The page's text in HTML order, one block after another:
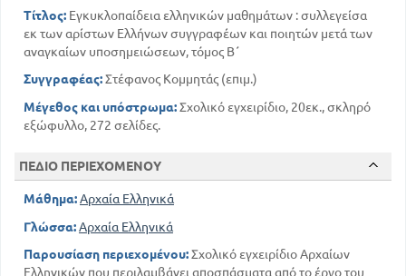
Περί του Ακούειν
208
Πως αν τις διακρίνετε των κόλακα του φίλου
Τίτλος: Εγκυκλοπαίδεια ελληνικών μαθημάτων : συλλεγείσα
εκ των αρίστων Ελλήνων συγγραφέων και ποιητών μετά των
αναγκαίων υποσημειώσεων, τόμος Β΄
Συγγραφέας:Στέφανος Κομμητάς (επιμ.)
Μέγεθος και υπόστρωμα:Σχολικό εγχειρίδιο, 20εκ., σκληρό
εξώφυλλο, 272 σελίδες.
ΠΕΔΙΟ ΠΕΡΙΕΧΟΜΕΝΟΥ
Μάθημα:Αρχαία Ελληνικά
Γλώσσα:Αρχαία Ελληνικά
Παρουσίαση περιεχομένου:Σχολικό εγχειρίδιο Αρχαίων
Ελληνικών που περιλαμβάνει αποσπάσματα από το έργο του